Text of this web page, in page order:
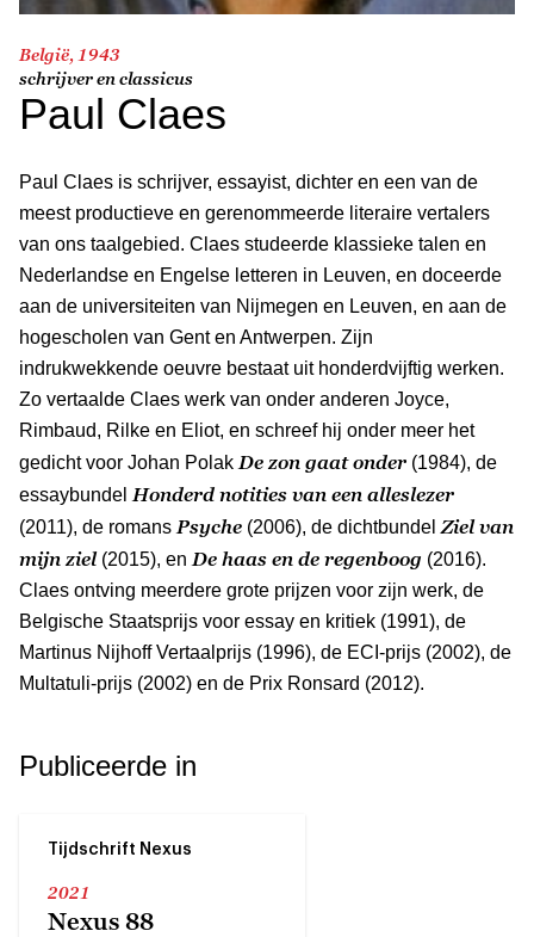
België, 1943
schrijver en classicus
Paul Claes
Paul Claes is schrijver, essayist, dichter en een van de
meest productieve en gerenommeerde literaire vertalers
van ons taalgebied. Claes studeerde klassieke talen en
Nederlandse en Engelse letteren in Leuven, en doceerde
aan de universiteiten van Nijmegen en Leuven, en aan de
hogescholen van Gent en Antwerpen. Zijn
indrukwekkende oeuvre bestaat uit honderdvijftig werken.
Zo vertaalde Claes werk van onder anderen Joyce,
Rimbaud, Rilke en Eliot, en schreef hij onder meer het
gedicht voor Johan Polak De zon gaat onder (1984), de
essaybundel Honderd notities van een alleslezer
(2011), de romans Psyche (2006), de dichtbundel Ziel van
mijn ziel(2015), en De haas en de regenboog (2016).
Claes ontving meerdere grote prijzen voor zijn werk, de
Belgische Staatsprijs voor essay en kritiek (1991), de
Martinus Nijhoff Vertaalprijs (1996), de ECI-prijs (2002), de
Multatuli-prijs (2002) en de Prix Ronsard (2012).
Publiceerde in
Tijdschrift Nexus
2021
Nexus 88